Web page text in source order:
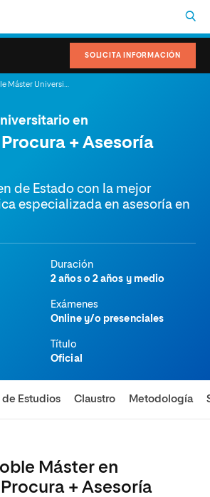
SOLICITA INFORMACIÓN
en
+ Asesoría
de Estado con la mejor
especializada en asesoría en
Duración
2 años o 2 años y medio
Exámenes
Online y/o presenciales
Título
Oficial
de Estudios Claustro Metodología
Máster en
+ Asesoría